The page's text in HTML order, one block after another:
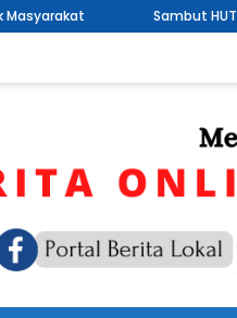
Sambut HUT RI Ke 81,